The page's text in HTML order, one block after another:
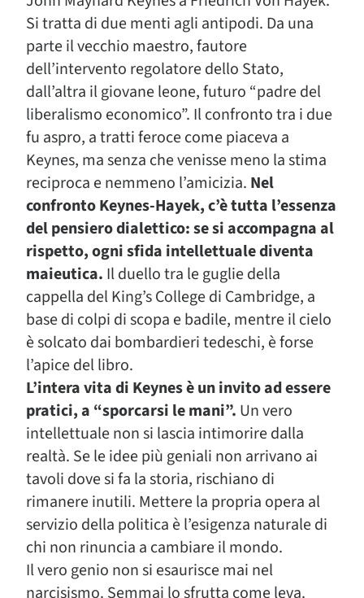
Si tratta di due menti agli antipodi. Da una
parte il vecchio maestro, fautore
dell’intervento regolatore dello Stato,
dall’altra il giovane leone, futuro “padre del
liberalismo economico”. Il confronto tra i due
fu aspro, a tratti feroce come piaceva a
Keynes, ma senza che venisse meno la stima
reciproca e nemmeno l’amicizia. Nel
confronto Keynes-Hayek, c’è tutta l’essenza
del pensiero dialettico: se si accompagna al
rispetto, ogni sfida intellettuale diventa
maieutica. Il duello tra le guglie della
cappella del King’s College di Cambridge, a
base di colpi di scopa e badile, mentre il cielo
è solcato dai bombardieri tedeschi, è forse
l’apice del libro.
L’intera vita di Keynes è un invito ad essere
pratici, a “sporcarsi le mani”. Un vero
intellettuale non si lascia intimorire dalla
realtà. Se le idee più geniali non arrivano ai
tavoli dove si fa la storia, rischiano di
rimanere inutili. Mettere la propria opera al
servizio della politica è l’esigenza naturale di
chi non rinuncia a cambiare il mondo.
Il vero genio non si esaurisce mai nel
narcisismo. Semmai lo sfrutta come leva.